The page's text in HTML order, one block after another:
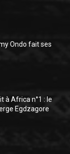
Ondo fait ses
à Africa n°1 : le
Egdzagore